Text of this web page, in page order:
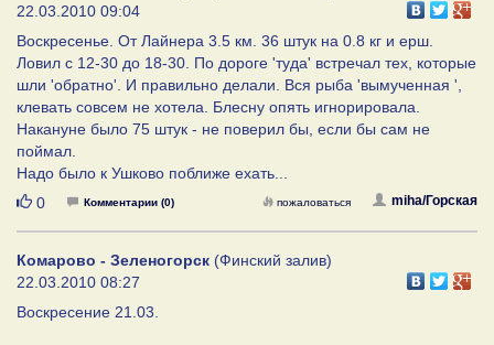
22.03.2010 09:04
Воскресенье. От Лайнера 3.5 км. 36 штук на 0.8 кг и ерш.
Ловил с 12-30 до 18-30. По дороге 'туда' встречал тех, которые
шли 'обратно'. И правильно делали. Вся рыба 'вымученная ',
клевать совсем не хотела. Блесну опять игнорировала.
Накануне было 75 штук - не поверил бы, если бы сам не
поймал.
Надо было к Ушково поближе ехать...
Нравится
0 Комментарии (0) miha/Горская
пожаловаться
Комарово - Зеленогорск (Финский залив)
22.03.2010 08:27
Воскресение 21.03.